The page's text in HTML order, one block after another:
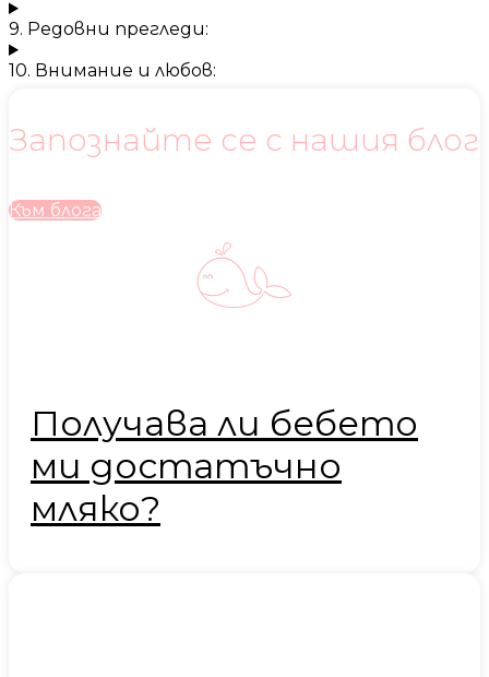
9. Редовни прегледи:
10. Внимание и любов:
Запознайте се с нашия блог
Към блога
Получава ли бебето
ми достатъчно
мляко?